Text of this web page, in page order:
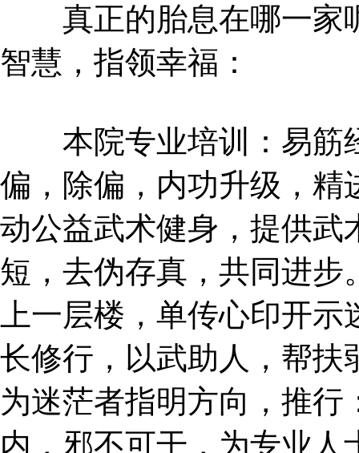
真正的胎息在哪一家
智慧，指领幸福：
本院专业培训：易筋
偏，除偏，内功升级，精
动公益武术健身，提供武
短，去伪存真，共同进步
上一层楼，单传心印开
长修行，以武助人，帮扶
为迷茫者指明方向，推
内，邪不可干，为专业